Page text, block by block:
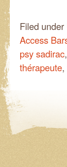
Filed under
Access
psy sadirac,
thérapeute,